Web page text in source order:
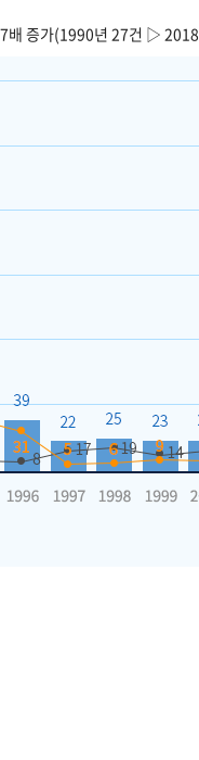
7배 증가(1990년 27건 ▷